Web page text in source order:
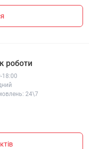
роботи
18:00
24\7